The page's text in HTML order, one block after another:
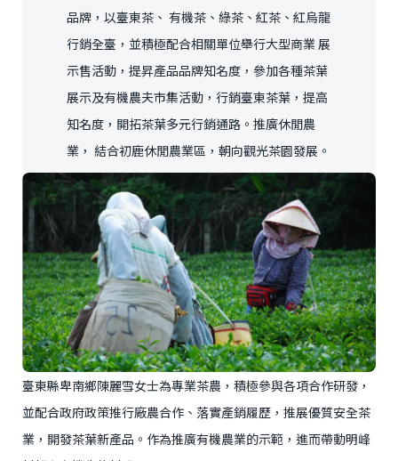
品牌，以臺東茶、 有機茶、綠茶、紅茶、紅烏龍
行銷全臺，並積極配合相關單位舉行大型商業 展
示售活動，提昇產品品牌知名度，參加各種茶葉
展示及有機農夫市集活動，行銷臺東茶葉，提高
知名度，開拓茶葉多元行銷通路。推廣休閒農
業， 結合初鹿休閒農業區，朝向觀光茶園發展。
臺東縣卑南鄉陳麗雪女士為專業茶農，積極參與各項合作研發，
並配合政府政策推行廠農合作、落實產銷履歷，推展優質安全茶
業，開發茶葉新產品。作為推廣有機農業的示範，進而帶動明峰